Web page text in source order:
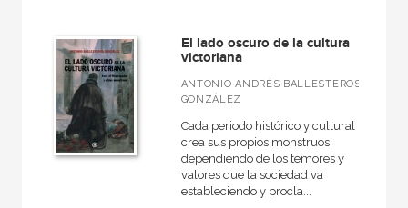
Rústica
CATÁLOGOS PDF
El lado oscuro de la cultura
victoriana
ANTONIO ANDRÉS BALLESTEROS
GONZÁLEZ
Cada periodo histórico y cultural
crea sus propios monstruos,
dependiendo de los temores y
valores que la sociedad va
estableciendo y procla...